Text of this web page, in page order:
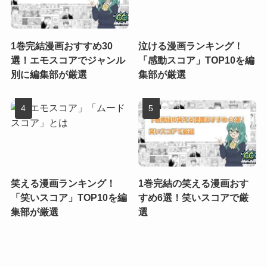
1巻完結漫画おすすめ30
選！エモスコアでジャンル
別に編集部が厳選
泣ける漫画ランキング！
「感動スコア」TOP10を編
集部が厳選
笑える漫画ランキング！
「笑いスコア」TOP10を編
集部が厳選
1巻完結の笑える漫画おす
すめ6選！笑いスコアで厳
選